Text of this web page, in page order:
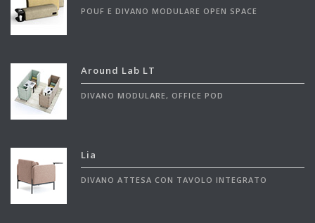
POUF E DIVANO MODULARE OPEN SPACE
Around Lab LT
DIVANO MODULARE, OFFICE POD
Lia
DIVANO ATTESA CON TAVOLO INTEGRATO